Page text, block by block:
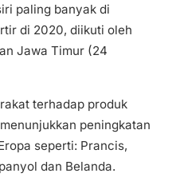
paling banyak di
di 2020, diikuti oleh
Jawa Timur (24
terhadap produk
peningkatan
seperti: Prancis,
dan Belanda.